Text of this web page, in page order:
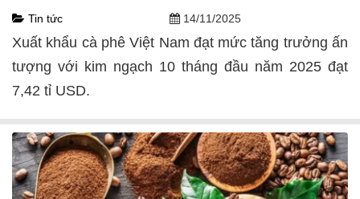
Tin tức 14/11/2025
Xuất khẩu cà phê Việt Nam đạt mức tăng trưởng ấn
tượng với kim ngạch 10 tháng đầu năm 2025 đạt
7,42 tỉ USD.